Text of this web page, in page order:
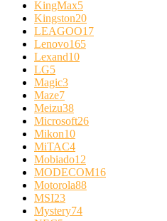
KingMax5
Kingston20
LEAGOO17
Lenovo165
Lexand10
LG5
Magic3
Maze7
Meizu38
Microsoft26
Mikon10
MiTAC4
Mobiado12
MODECOM16
Motorola88
MSI23
Mystery74